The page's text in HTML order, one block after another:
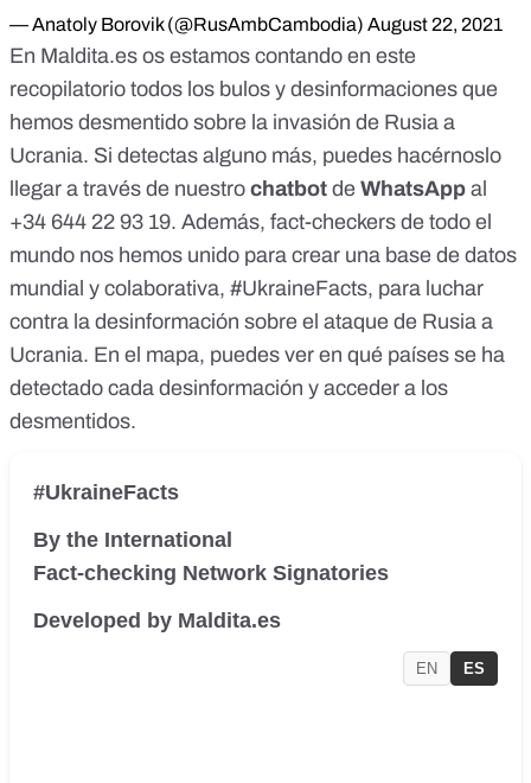
— Anatoly Borovik (@RusAmbCambodia) August 22, 2021
En Maldita.es os estamos contando en este
recopilatorio todos los bulos y desinformaciones que
hemos desmentido sobre la invasión de Rusia a
Ucrania. Si detectas alguno más, puedes hacérnoslo
llegar a través de nuestro chatbot de WhatsApp al
+34 644 22 93 19. Además, fact-checkers de todo el
mundo nos hemos unido para crear una base de datos
mundial y colaborativa, #UkraineFacts, para luchar
contra la desinformación sobre el ataque de Rusia a
Ucrania. En el mapa, puedes ver en qué países se ha
detectado cada desinformación y acceder a los
desmentidos.
#UkraineFacts
By the International
Fact-checking Network Signatories
Developed by Maldita.es
EN ES